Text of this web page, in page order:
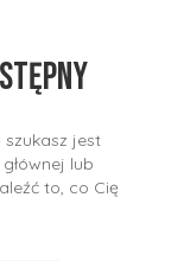
jest
lub
to, co Cię